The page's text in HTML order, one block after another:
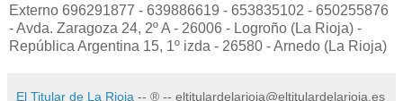
Externo 696291877 - 639886619 - 653835102 - 650255876
- Avda. Zaragoza 24, 2º A - 26006 - Logroño (La Rioja) -
República Argentina 15, 1º izda - 26580 - Arnedo (La Rioja)
El Titular de La Rioja -- ® -- eltitulardelarioja@eltitulardelarioja.es